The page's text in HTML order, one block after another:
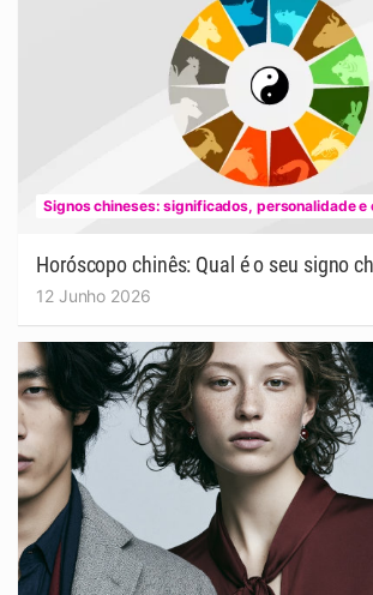
Signos chineses: significados, personalidade
Horóscopo chinês: Qual é o seu signo
12 Junho 2026